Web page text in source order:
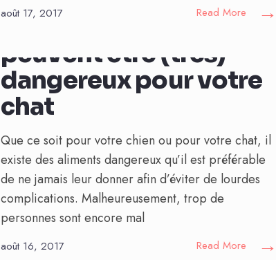
août 17, 2017 Read More →
11 aliments qui
peuvent être (très)
dangereux pour votre
chat
Que ce soit pour votre chien ou pour votre chat, il
existe des aliments dangereux qu’il est préférable
de ne jamais leur donner afin d’éviter de lourdes
complications. Malheureusement, trop de
personnes sont encore mal
août 16, 2017 Read More →